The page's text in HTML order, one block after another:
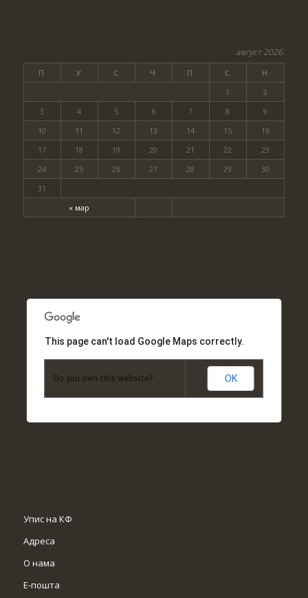
август 2026.
П У С Ч П С Н
« мар
1
2
3
4 5 6 7 8
9
10
11 12 13 14 15
16
17
18 19 20 21 22
23
24
25 26 27 28 29
30
31
This page can't load Google Maps correctly.
Do you own this website? OK
Упис на КФ
Адреса
О нама
Е-пошта